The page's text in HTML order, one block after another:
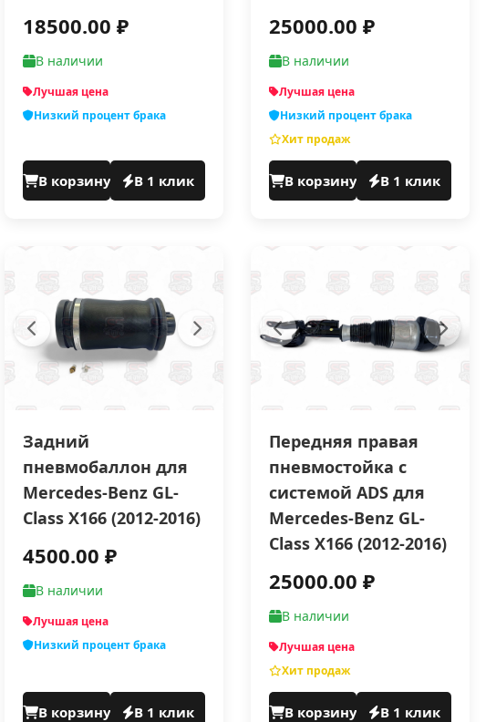
18500.00 ₽
В наличии
Лучшая цена
Низкий процент брака
В корзину В 1 клик
25000.00 ₽
В наличии
Лучшая цена
Низкий процент брака
Хит продаж
В корзину В 1 клик
Задний
пневмобаллон для
Mercedes-Benz GL-
Class X166 (2012-2016)
4500.00 ₽
В наличии
Лучшая цена
Низкий процент брака
В корзину В 1 клик
Передняя правая
пневмостойка с
системой ADS для
Mercedes-Benz GL-
Class X166 (2012-2016)
25000.00 ₽
В наличии
Лучшая цена
Хит продаж
В корзину В 1 клик